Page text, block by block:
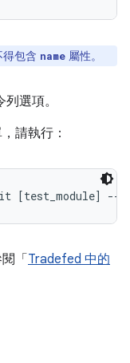
包含 name 屬性。
選項。
請執行：
[test_module] --
「 Tradefed 中的